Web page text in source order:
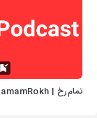
تمام‌رخ | TamamRokh